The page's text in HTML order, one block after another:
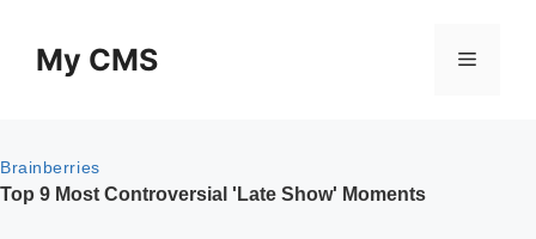
contentMy CMS Menu